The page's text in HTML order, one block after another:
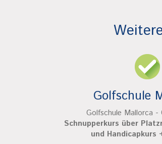
Golfschule
Golfschule Mallorca -
Schnupperkurs über
und Handicapkurs